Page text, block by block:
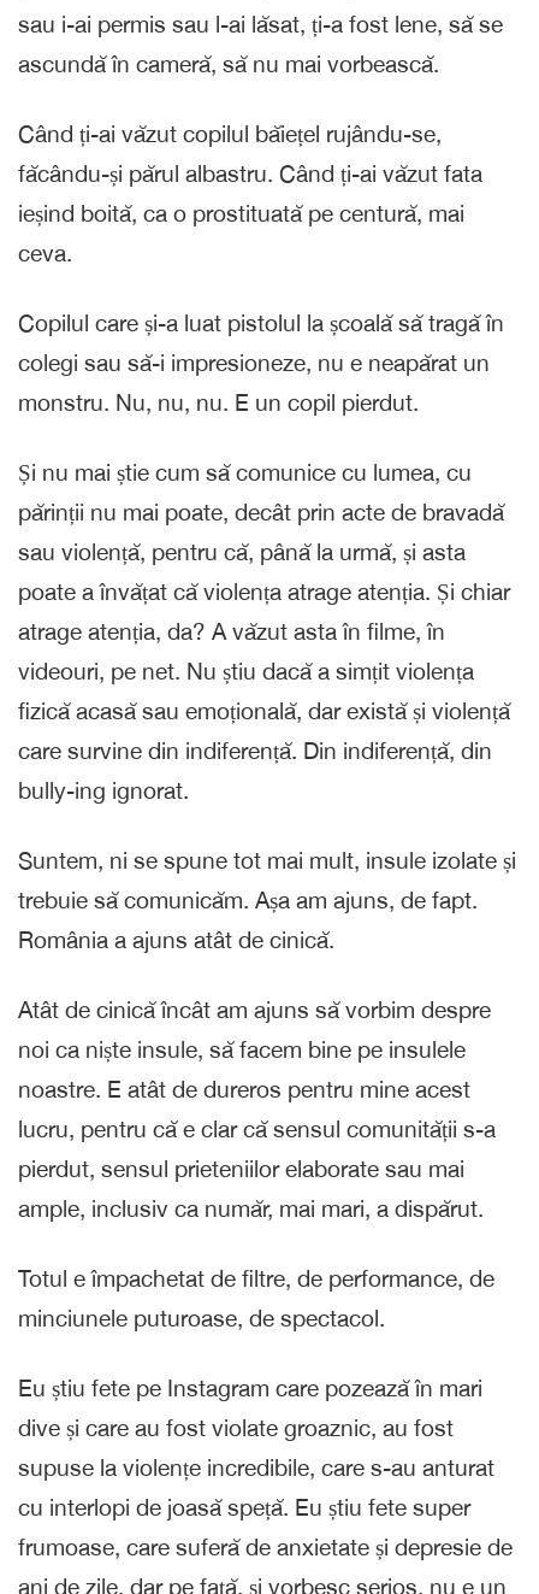
sau i-ai permis sau l-ai lăsat, ți-a fost lene, să se
ascundă în cameră, să nu mai vorbească.
Când ți-ai văzut copilul băiețel rujându-se,
făcându-și părul albastru. Când ți-ai văzut fata
ieșind boită, ca o prostituată pe centură, mai
ceva.
Copilul care și-a luat pistolul la școală să tragă în
colegi sau să-i impresioneze, nu e neapărat un
monstru. Nu, nu, nu. E un copil pierdut.
Și nu mai știe cum să comunice cu lumea, cu
părinții nu mai poate, decât prin acte de bravadă
sau violență, pentru că, până la urmă, și asta
poate a învățat că violența atrage atenția. Și chiar
atrage atenția, da? A văzut asta în filme, în
videouri, pe net. Nu știu dacă a simțit violența
fizică acasă sau emoțională, dar există și violență
care survine din indiferență. Din indiferență, din
bully-ing ignorat.
Suntem, ni se spune tot mai mult, insule izolate și
trebuie să comunicăm. Așa am ajuns, de fapt.
România a ajuns atât de cinică.
Atât de cinică încât am ajuns să vorbim despre
noi ca niște insule, să facem bine pe insulele
noastre. E atât de dureros pentru mine acest
lucru, pentru că e clar că sensul comunității s-a
pierdut, sensul prieteniilor elaborate sau mai
ample, inclusiv ca număr, mai mari, a dispărut.
Totul e împachetat de filtre, de performance, de
minciunele puturoase, de spectacol.
Eu știu fete pe Instagram care pozează în mari
dive și care au fost violate groaznic, au fost
supuse la violențe incredibile, care s-au anturat
cu interlopi de joasă speță. Eu știu fete super
frumoase, care suferă de anxietate și depresie de
ani de zile, dar pe față, și vorbesc serios, nu e un